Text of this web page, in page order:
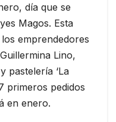
día que se
Magos. Esta
emprendedores
Lino,
pastelería ‘La
primeros pedidos
en enero.